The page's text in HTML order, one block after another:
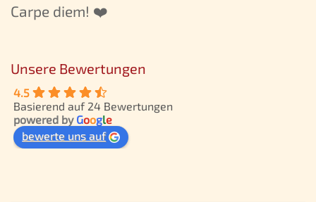
Carpe diem! ❤️
Unsere Bewertungen
4.5
Basierend auf 24 Bewertungen
powered by Google
bewerte uns auf